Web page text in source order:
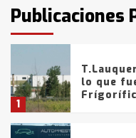
Publicaciones
fueron
tarde del
1
lo que